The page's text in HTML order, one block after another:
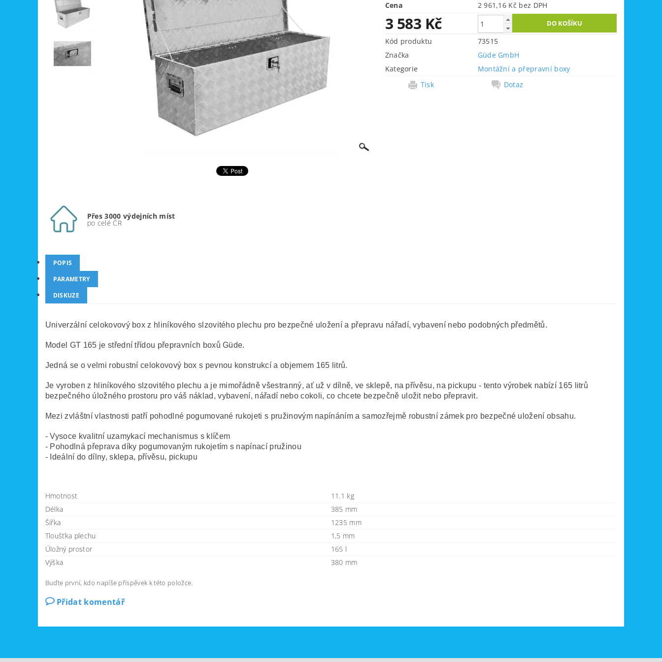
Cena
2 961,16 Kč bez DPH
3 583 Kč
Kód produktu
73515
Značka
Güde GmbH
Kategorie
Montážní a přepravní boxy
Tisk
Dotaz
Přes 3000 výdejních míst
po celé ČR
POPIS
PARAMETRY
DISKUZE
Univerzální celokovový box z hliníkového slzovitého plechu pro bezpečné uložení a přepravu nářadí, vybavení nebo podobných předmětů.
Model GT 165 je střední třídou přepravních boxů Güde.
Jedná se o velmi robustní celokovový box s pevnou konstrukcí a objemem 165 litrů.
Je vyroben z hliníkového slzovitého plechu a je mimořádně všestranný, ať už v dílně, ve sklepě, na přívěsu, na pickupu - tento výrobek nabízí 165 litrů
bezpečného úložného prostoru pro váš náklad, vybavení, nářadí nebo cokoli, co chcete bezpečně uložit nebo přepravit.
Mezi zvláštní vlastnosti patří pohodlné pogumované rukojeti s pružinovým napínáním a samozřejmě robustní zámek pro bezpečné uložení obsahu.
- Vysoce kvalitní uzamykací mechanismus s klíčem
- Pohodlná přeprava díky pogumovaným rukojetím s napínací pružinou
- Ideální do dílny, sklepa, přívěsu, pickupu
Hmotnost
11.1 kg
Délka
385 mm
Šířka
1235 mm
Tloušťka plechu
1,5 mm
Úložný prostor
165 l
Výška
380 mm
Buďte první, kdo napíše příspěvek k této položce.
Přidat komentář